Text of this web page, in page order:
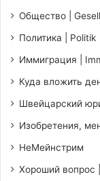
Общество |
Политика | Politik
Иммиграция |
Куда вложить
Швейцарский
Изобретения,
НеМейнстрим
Хороший вопрос